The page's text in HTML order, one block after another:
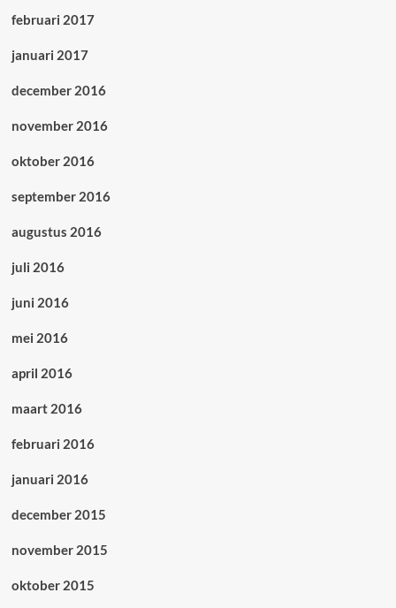
februari 2017
januari 2017
december 2016
november 2016
oktober 2016
september 2016
augustus 2016
juli 2016
juni 2016
mei 2016
april 2016
maart 2016
februari 2016
januari 2016
december 2015
november 2015
oktober 2015